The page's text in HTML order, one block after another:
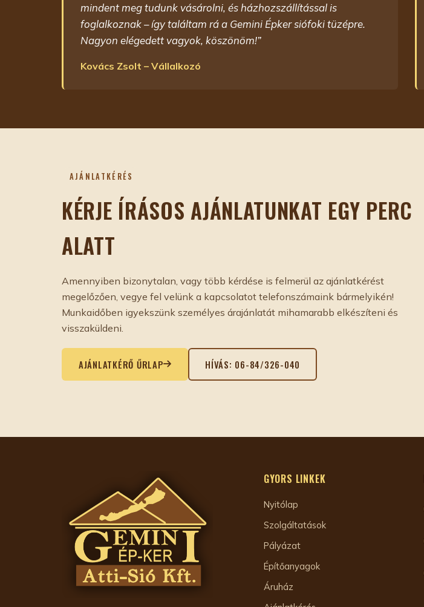
mindent meg tudunk vásárolni, és házhozszállítással is
foglalkoznak – így találtam rá a Gemini Épker siófoki tüzépre.
Nagyon elégedett vagyok, köszönöm!”
Kovács Zsolt – Vállalkozó
AJÁNLATKÉRÉS
KÉRJE ÍRÁSOS AJÁNLATUNKAT EGY PERC
ALATT
Amennyiben bizonytalan, vagy több kérdése is felmerül az ajánlatkérést
megelőzően, vegye fel velünk a kapcsolatot telefonszámaink bármelyikén!
Munkaidőben igyekszünk személyes árajánlatát mihamarabb elkészíteni és
visszaküldeni.
AJÁNLATKÉRŐ ŰRLAP HÍVÁS: 06-84/326-040
GYORS LINKEK
Nyitólap
Szolgáltatások
Pályázat
Építőanyagok
Áruház